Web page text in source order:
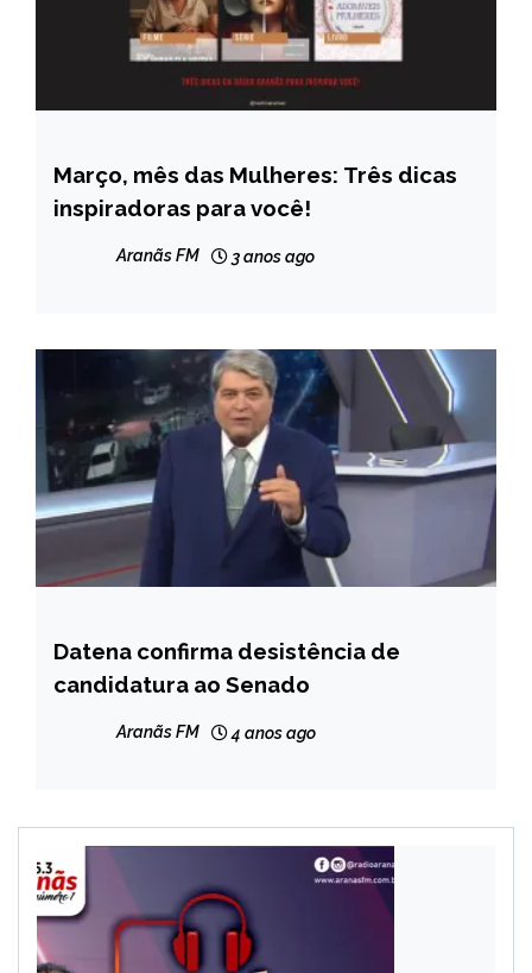
ENTRETENIMENTO
Março, mês das Mulheres: Três dicas
inspiradoras para você!
Aranãs FM 3 anos ago
BRASIL
ENTRETENIMENTO
Datena confirma desistência de
candidatura ao Senado
Aranãs FM 4 anos ago